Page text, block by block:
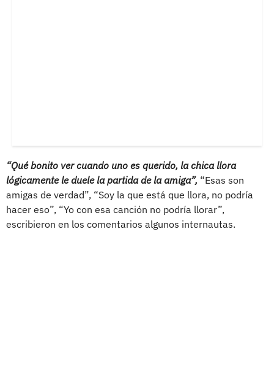
“Qué bonito ver cuando uno es querido, la chica llora
lógicamente le duele la partida de la amiga”, “Esas son
amigas de verdad”, “Soy la que está que llora, no podría
hacer eso”, “Yo con esa canción no podría llorar”,
escribieron en los comentarios algunos internautas.